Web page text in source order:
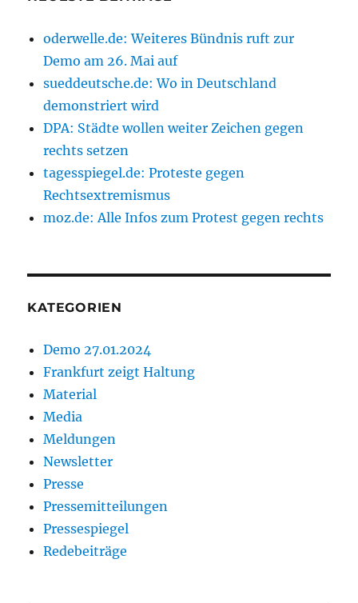
oderwelle.de: Weiteres Bündnis ruft zur
Demo am 26. Mai auf
sueddeutsche.de: Wo in Deutschland
demonstriert wird
DPA: Städte wollen weiter Zeichen gegen
rechts setzen
tagesspiegel.de: Proteste gegen
Rechtsextremismus
moz.de: Alle Infos zum Protest gegen rechts
KATEGORIEN
Demo 27.01.2024
Frankfurt zeigt Haltung
Material
Media
Meldungen
Newsletter
Presse
Pressemitteilungen
Pressespiegel
Redebeiträge